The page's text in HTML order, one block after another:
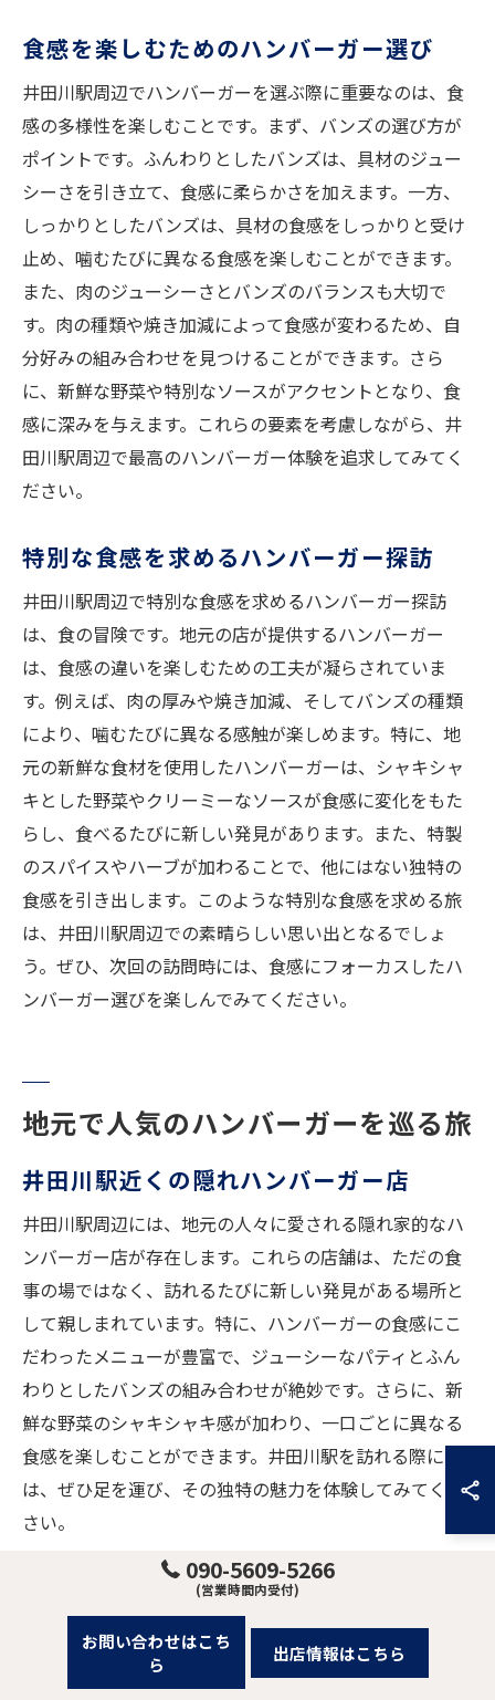
食感を楽しむためのハンバーガー選び
井田川駅周辺でハンバーガーを選ぶ際に重要なのは、食
感の多様性を楽しむことです。まず、バンズの選び方が
ポイントです。ふんわりとしたバンズは、具材のジュー
シーさを引き立て、食感に柔らかさを加えます。一方、
しっかりとしたバンズは、具材の食感をしっかりと受け
止め、噛むたびに異なる食感を楽しむことができます。
また、肉のジューシーさとバンズのバランスも大切で
す。肉の種類や焼き加減によって食感が変わるため、自
分好みの組み合わせを見つけることができます。さら
に、新鮮な野菜や特別なソースがアクセントとなり、食
感に深みを与えます。これらの要素を考慮しながら、井
田川駅周辺で最高のハンバーガー体験を追求してみてく
ださい。
特別な食感を求めるハンバーガー探訪
井田川駅周辺で特別な食感を求めるハンバーガー探訪
は、食の冒険です。地元の店が提供するハンバーガー
は、食感の違いを楽しむための工夫が凝らされていま
す。例えば、肉の厚みや焼き加減、そしてバンズの種類
により、噛むたびに異なる感触が楽しめます。特に、地
元の新鮮な食材を使用したハンバーガーは、シャキシャ
キとした野菜やクリーミーなソースが食感に変化をもた
らし、食べるたびに新しい発見があります。また、特製
のスパイスやハーブが加わることで、他にはない独特の
食感を引き出します。このような特別な食感を求める旅
は、井田川駅周辺での素晴らしい思い出となるでしょ
う。ぜひ、次回の訪問時には、食感にフォーカスしたハ
ンバーガー選びを楽しんでみてください。
地元で人気のハンバーガーを巡る旅
井田川駅近くの隠れハンバーガー店
井田川駅周辺には、地元の人々に愛される隠れ家的なハ
ンバーガー店が存在します。これらの店舗は、ただの食
事の場ではなく、訪れるたびに新しい発見がある場所と
して親しまれています。特に、ハンバーガーの食感にこ
だわったメニューが豊富で、ジューシーなパティとふん
わりとしたバンズの組み合わせが絶妙です。さらに、新
鮮な野菜のシャキシャキ感が加わり、一口ごとに異なる
食感を楽しむことができます。井田川駅を訪れる際に
は、ぜひ足を運び、その独特の魅力を体験してみてくだ
さい。
地元で愛されるハンバーガーの秘密
井田川駅周辺で愛されるハンバーガーには、地元ならで
はの秘密があります。まず、使用される食材は地元の農
090-5609-5266
(営業時間内受付)
お問い合わせはこち
ら
出店情報はこちら